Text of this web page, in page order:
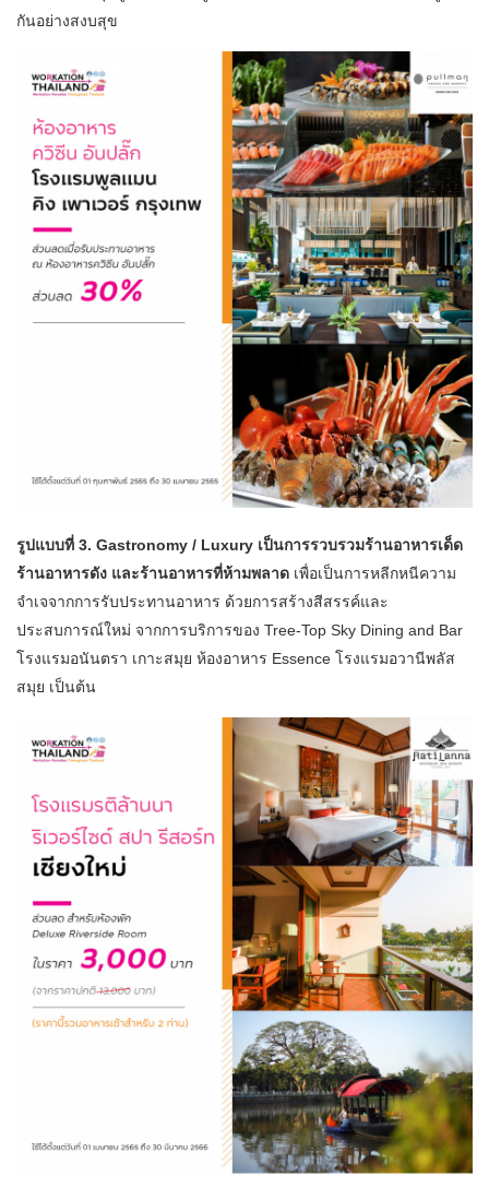
กันอย่างสงบสุข
รูปแบบที่ 3. Gastronomy / Luxury เป็นการรวบรวมร้านอาหารเด็ด
ร้านอาหารดัง และร้านอาหารที่ห้ามพลาด เพื่อเป็นการหลีกหนีความ
จำเจจากการรับประทานอาหาร ด้วยการสร้างสีสรรค์และ
ประสบการณ์ใหม่ จากการบริการของ Tree-Top Sky Dining and Bar
โรงแรมอนันตรา เกาะสมุย ห้องอาหาร Essence โรงแรมอวานีพลัส
สมุย เป็นต้น